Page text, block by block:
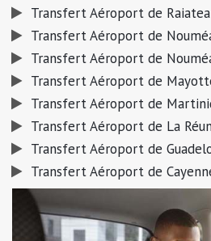
Transfert Aéroport de
Transfert Aéroport de
Transfert Aéroport de
Transfert Aéroport de
Transfert Aéroport de
Transfert Aéroport de La
Transfert Aéroport de
Transfert Aéroport de